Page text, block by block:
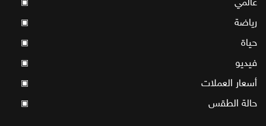
رياضة ▣
حياة ▣
فيديو ▣
أسعار العملات ▣
حالة الطقس ▣